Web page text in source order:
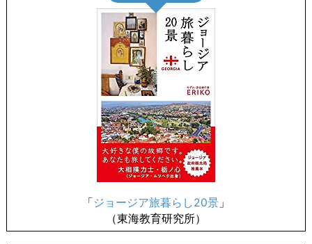
「ジョージア旅暮らし20景 」
（東海教育研究所）